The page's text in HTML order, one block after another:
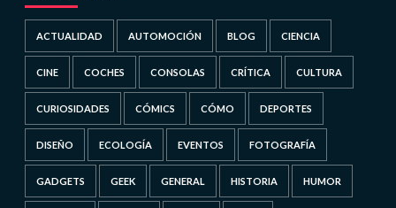
ACTUALIDAD AUTOMOCIÓN BLOG CIENCIA
CINE COCHES CONSOLAS CRÍTICA CULTURA
CURIOSIDADES CÓMICS CÓMO DEPORTES
DISEÑO ECOLOGÍA EVENTOS FOTOGRAFÍA
GADGETS GEEK GENERAL HISTORIA HUMOR